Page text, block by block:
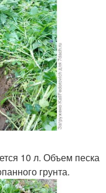
10 л. Объем песка
грунта.